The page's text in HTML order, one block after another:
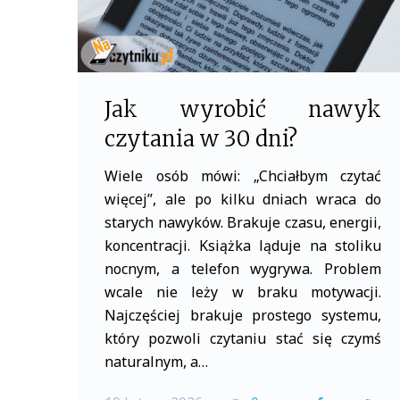
Jak wyrobić nawyk
czytania w 30 dni?
Wiele osób mówi: „Chciałbym czytać
więcej”, ale po kilku dniach wraca do
starych nawyków. Brakuje czasu, energii,
koncentracji. Książka ląduje na stoliku
nocnym, a telefon wygrywa. Problem
wcale nie leży w braku motywacji.
Najczęściej brakuje prostego systemu,
który pozwoli czytaniu stać się czymś
naturalnym, a…